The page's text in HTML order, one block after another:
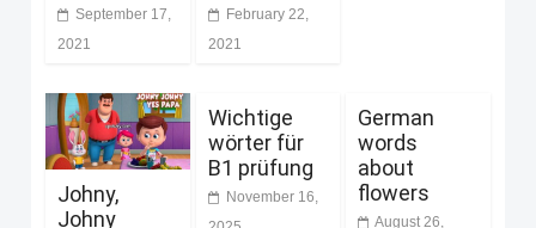
September 17,
2021
February 22,
2021
Johny,
Johny
Wichtige
wörter für
B1 prüfung
November 16,
German
words
about
flowers
August 26,